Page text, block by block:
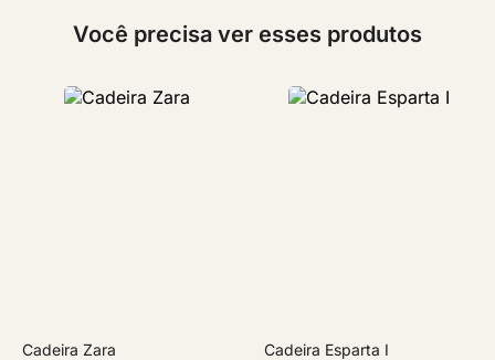
Você precisa ver esses produtos
Cadeira Zara Cadeira Esparta I